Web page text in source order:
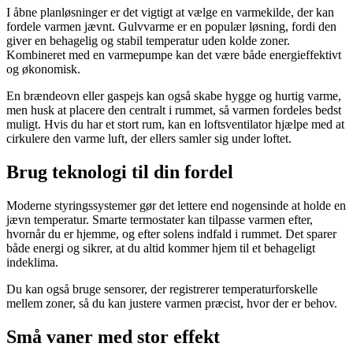
I åbne planløsninger er det vigtigt at vælge en varmekilde, der kan
fordele varmen jævnt. Gulvvarme er en populær løsning, fordi den
giver en behagelig og stabil temperatur uden kolde zoner.
Kombineret med en varmepumpe kan det være både energieffektivt
og økonomisk.
En brændeovn eller gaspejs kan også skabe hygge og hurtig varme,
men husk at placere den centralt i rummet, så varmen fordeles bedst
muligt. Hvis du har et stort rum, kan en loftsventilator hjælpe med at
cirkulere den varme luft, der ellers samler sig under loftet.
Brug teknologi til din fordel
Moderne styringssystemer gør det lettere end nogensinde at holde en
jævn temperatur. Smarte termostater kan tilpasse varmen efter,
hvornår du er hjemme, og efter solens indfald i rummet. Det sparer
både energi og sikrer, at du altid kommer hjem til et behageligt
indeklima.
Du kan også bruge sensorer, der registrerer temperaturforskelle
mellem zoner, så du kan justere varmen præcist, hvor der er behov.
Små vaner med stor effekt